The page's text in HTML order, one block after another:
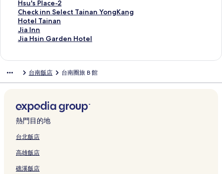
u
a
-
P
i
結
e
l
的
連
結
的
連
結
a
n
的
連
結
u
t
i
q
u
e
連
結
o
t
e
l
的
n
g
R
e
s
o
l
的
連
結
a
r
E
a
s
T
n
a
n
的
結
l
e
D
a
y
c
h
t
R
e
的
H
o
t
s
p
的
i
n
a
n
A
g
結
o
r
e
H
o
a
a
n
的
連
e
s
s
H
o
T
n
a
n
C
i
k
e
H
o
t
e
結
m
a
c
h
i
a
r
a
z
a
a
連
n
Y
i
n
H
的
u
e
e
n
a
a
t
e
l
T
i
a
Hsu's Place-2
H
s
u
'
s
e
的
連
結
Check inn Select Tainan YongKang
C
h
e
c
S
e
c
t
T
i
a
Hotel Tainan
H
o
t
i
n
的
連
結
Jia Inn
J
i
的
Jia Hsin Garden Hotel
J
i
a
r
d
e
H
t
台南飯店 台南圈旅 B 館
熱門目的地
台北飯店
高雄飯店
礁溪飯店